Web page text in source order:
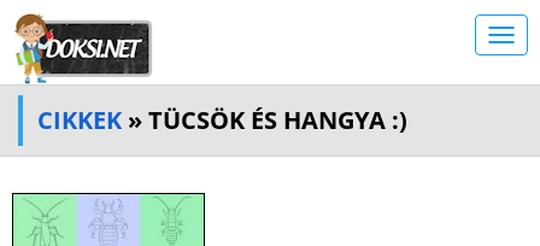
CIKKEK » TÜCSÖK ÉS HANGYA :)